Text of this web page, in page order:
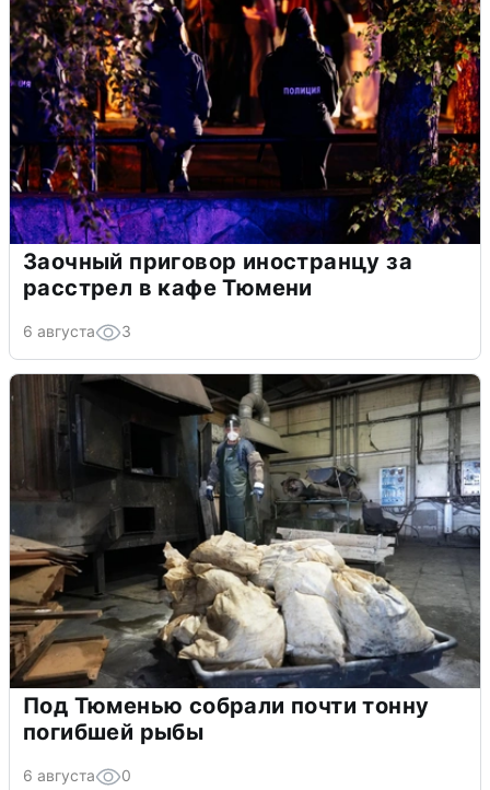
Заочный приговор иностранцу за
расстрел в кафе Тюмени
6 августа 3
Под Тюменью собрали почти тонну
погибшей рыбы
6 августа 0